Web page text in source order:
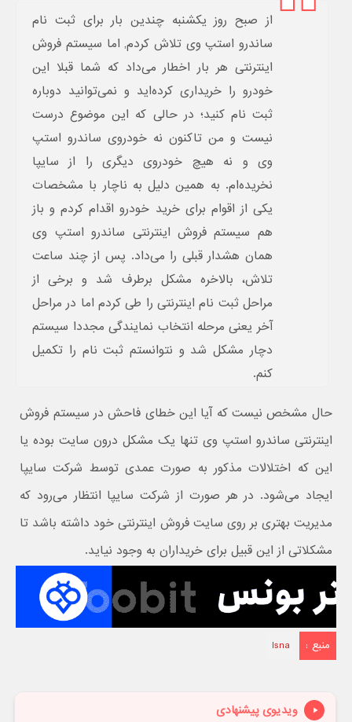
از صبح روز یکشنبه چندین بار برای ثبت نام
ساندرو استپ وی تلاش کردم, اما سیستم فروش
اینترنتی هر بار اخطار می‌داد که شما قبلا این
خودرو را خریداری کرده‌اید و نمی‌توانید دوباره
ثبت نام کنید؛ در حالی که این موضوع درست
نیست و من تاکنون نه خودروی ساندرو استپ
وی و نه هیچ خودروی دیگری را از سایپا
نخریده‌ام. به همین دلیل به ناچار با مشخصات
یکی از اقوام برای خرید خودرو اقدام کردم و باز
هم سیستم فروش اینترنتی ساندرو استپ وی
همان هشدار قبلی را می‌داد. پس از چند ساعت
تلاش، بالاخره مشکل برطرف شد و برخی از
مراحل ثبت نام اینترنتی را طی کردم اما در مراحل
آخر یعنی مرحله انتخاب نمایندگی مجددا سیستم
دچار مشکل شد و نتوانستم ثبت نام را تکمیل
کنم.
حال مشخص نیست که آیا این خطای فاحش در سیستم فروش
اینترنتی ساندرو استپ وی تنها یک مشکل درون سایت بوده یا
این که اختلالات مذکور به صورت عمدی توسط شرکت سایپا
ایجاد می‌شود. در هر صورت از شرکت سایپا انتظار می‌رود که
مدیریت بهتری بر روی سایت فروش اینترنتی خود داشته باشد تا
مشکلاتی از این قبیل برای خریداران به وجود نیاید.
منبع : Isna
ویدیوی پیشنهادی